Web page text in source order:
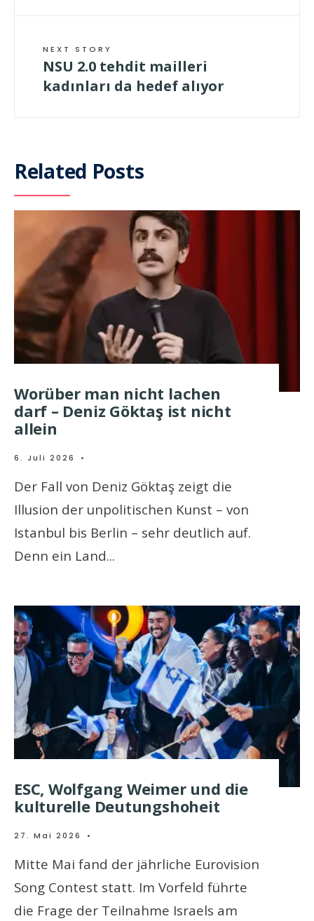
NEXT STORY
NSU 2.0 tehdit mailleri
kadınları da hedef alıyor
Related Posts
Worüber man nicht lachen
darf – Deniz Göktaş ist nicht
allein
6. Juli 2026 •
Der Fall von Deniz Göktaş zeigt die
Illusion der unpolitischen Kunst – von
Istanbul bis Berlin – sehr deutlich auf.
Denn ein Land...
ESC, Wolfgang Weimer und die
kulturelle Deutungshoheit
27. Mai 2026 •
Mitte Mai fand der jährliche Eurovision
Song Contest statt. Im Vorfeld führte
die Frage der Teilnahme Israels am